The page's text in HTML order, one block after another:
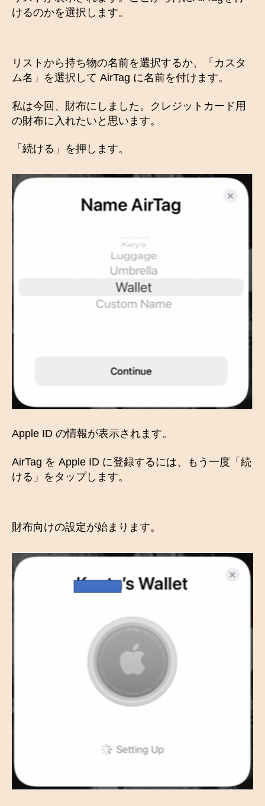
けるのかを選択します。
リストから持ち物の名前を選択するか、「カスタ
ム名」を選択して AirTag に名前を付けます。
私は今回、財布にしました。クレジットカード用
の財布に入れたいと思います。
「続ける」を押します。
Apple ID の情報が表示されます。
AirTag を Apple ID に登録するには、もう一度「続
ける」をタップします。
財布向けの設定が始まります。